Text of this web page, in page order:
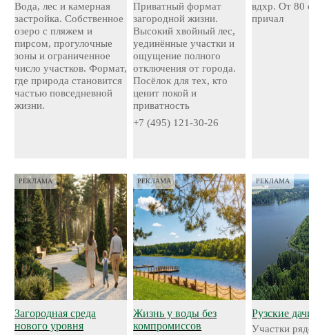
Вода, лес и камерная
застройка. Собственное
озеро с пляжем и
пирсом, прогулочные
зоны и ограниченное
число участков. Формат,
где природа становится
частью повседневной
жизни.
Приватный формат
загородной жизни.
Высокий хвойный лес,
уединённые участки и
ощущение полного
отключения от города.
Посёлок для тех, кто
ценит покой и
приватность
+7 (495) 121-30-26
вдхр. От 80
причал
РЕКЛАМА
Загородная среда
нового уровня
РЕКЛАМА
Жизнь у воды без
компромиссов
РЕКЛАМА
Рузские
Участки